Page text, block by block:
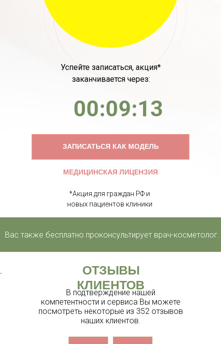
00:09:13
Успейте записаться, акция*
заканчивается через:
ЗАПИСАТЬСЯ КАК МОДЕЛЬ
*Акция для граждан РФ и
новых пациентов клиники
МЕДИЦИНСКАЯ ЛИЦЕНЗИЯ
также бесплатно проконсультирует врач-косметолог.
ОТЗЫВЫ
КЛИЕНТОВ
В подтверждение нашей
компетентности и сервиса Вы можете
посмотреть некоторые из 352 отзывов
наших клиентов.